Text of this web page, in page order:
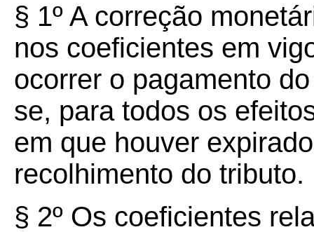
§ 1º A correção
nos coeficientes em
ocorrer o pagamento
se, para todos os
em que houver
recolhimento do tributo.
§ 2º Os coeficientes